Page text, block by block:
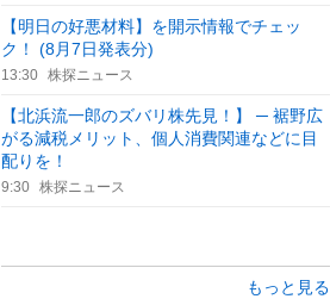
【明日の好悪材料】を開示情報でチェッ
ク！ (8月7日発表分)
13:30 株探ニュース
【北浜流一郎のズバリ株先見！】 ─ 裾野広
がる減税メリット、個人消費関連などに目
配りを！
9:30 株探ニュース
もっと見る